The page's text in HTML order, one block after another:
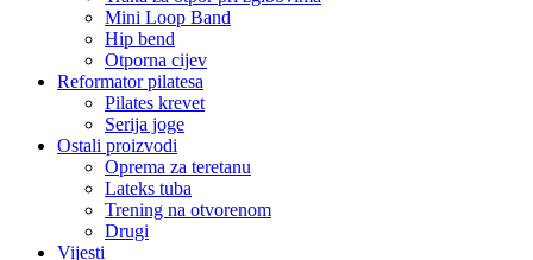
Mini Loop Band
Hip bend
Otporna cijev
Reformator pilatesa
Pilates krevet
Serija joge
Ostali proizvodi
Oprema za teretanu
Lateks tuba
Trening na otvorenom
Drugi
Vijesti